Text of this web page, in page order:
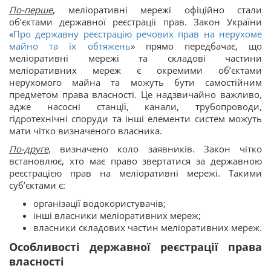
По-перше, меліоративні мережі офіційно стали
об’єктами державної реєстрації прав. Закон України
«Про державну реєстрацію речових прав на нерухоме
майно та їх обтяжень» прямо передбачає, що
меліоративні мережі та складові частини
меліоративних мереж є окремими об’єктами
нерухомого майна та можуть бути самостійним
предметом права власності. Це надзвичайно важливо,
адже насосні станції, канали, трубопроводи,
гідротехнічні споруди та інші елементи систем можуть
мати чітко визначеного власника.
По-друге, визначено коло заявників. Закон чітко
встановлює, хто має право звертатися за державною
реєстрацією прав на меліоративні мережі. Такими
суб’єктами є:
організації водокористувачів;
інші власники меліоративних мереж;
власники складових частин меліоративних мереж.
Особливості державної реєстрації права
власності